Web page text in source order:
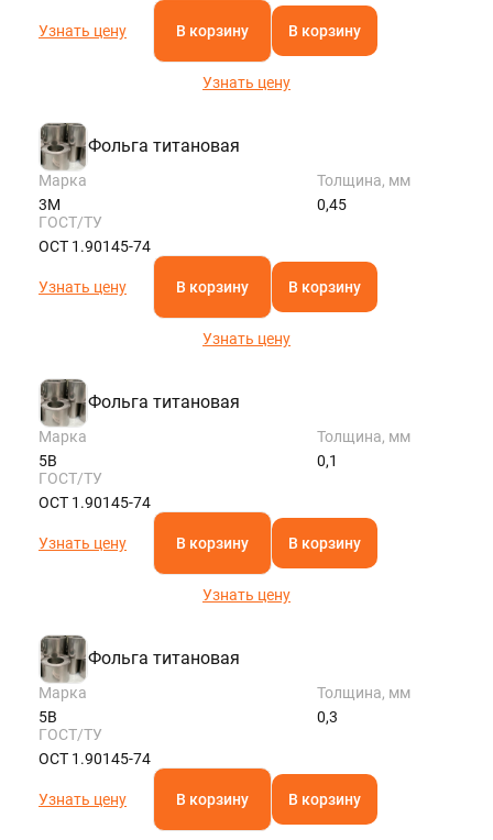
Узнать цену В корзину В корзину
Узнать цену
Фольга титановая
Марка
3М
Толщина, мм
0,45
ГОСТ/ТУ
ОСТ 1.90145-74
Узнать цену В корзину В корзину
Узнать цену
Фольга титановая
Марка
5В
Толщина, мм
0,1
ГОСТ/ТУ
ОСТ 1.90145-74
Узнать цену В корзину В корзину
Узнать цену
Фольга титановая
Марка
5В
Толщина, мм
0,3
ГОСТ/ТУ
ОСТ 1.90145-74
Узнать цену В корзину В корзину